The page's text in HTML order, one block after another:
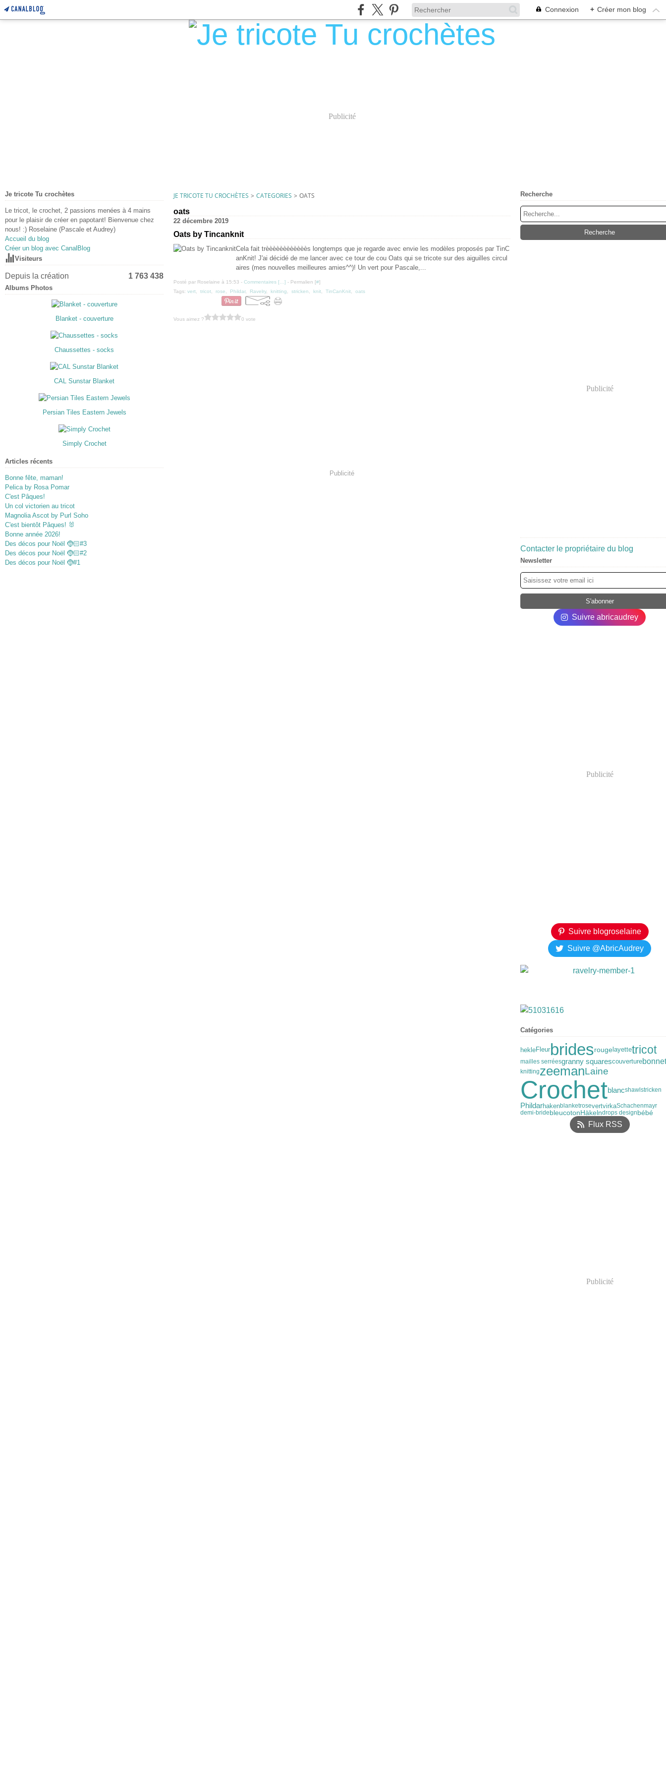
Connexion + Créer mon blog
Publicité
Je tricote Tu crochètes
Le tricot, le crochet, 2 passions menées à 4 mains
pour le plaisir de créer en papotant! Bienvenue chez
nous! :) Roselaine (Pascale et Audrey)
Accueil du blog
Créer un blog avec CanalBlog
Visiteurs
Depuis la création 1 763 438
Albums Photos
Blanket - couverture
Chaussettes - socks
CAL Sunstar Blanket
Persian Tiles Eastern Jewels
Simply Crochet
Articles récents
Bonne fête, maman!
Pelica by Rosa Pomar
C'est Pâques!
Un col victorien au tricot
Magnolia Ascot by Purl Soho
C'est bientôt Pâques! 🐰
Bonne année 2026!
Des décos pour Noël 🤶🏻#3
Des décos pour Noël 🤶🏻#2
Des décos pour Noël 🤶#1
JE TRICOTE TU CROCHÈTES > CATEGORIES > OATS
oats
22 décembre 2019
Oats by Tincanknit
Cela fait trèèèèèèèèèèèès longtemps que je regarde avec envie les modèles proposés par TinC
anKnit! J'ai décidé de me lancer avec ce tour de cou Oats qui se tricote sur des aiguilles circul
aires (mes nouvelles meilleures amies^^)! Un vert pour Pascale,...
Posté par Roselaine à 15:53 - Commentaires [ ] - Permalien [#]
Tags: vert tricot rose Phildar, Ravelry, knitting stricken knit TinCanKnit oats
Vous aimez ? 0 vote
Publicité
Recherche
Publicité
Contacter le propriétaire du blog
Newsletter
Suivre abricaudrey
Publicité
Suivre blogroselaine
Suivre @AbricAudrey
Catégories
hekleFleurbridesrouge layettetricot
mailles serréesgranny squarescouverturebonnet
knittingzeemanLaine
Crochetblancshawl stricken
PhildarhakenblanketrosevertvirkaSchachenmayr
demi-bridebleucotonHäkelndrops designbébé
Flux RSS
Publicité